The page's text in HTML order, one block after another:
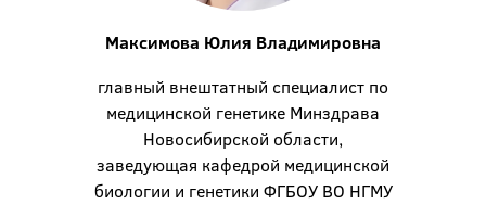
Максимова Юлия Владимировна
главный внештатный специалист по
медицинской генетике Минздрава
Новосибирской области,
заведующая кафедрой медицинской
биологии и генетики ФГБОУ ВО НГМУ